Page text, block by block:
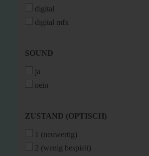
digital
digital mfx
SOUND
SOUND
ja
nein
ZUSTAND
ZUSTAND (OPTISCH)
1 (neuwertig)
2 (wenig bespielt)